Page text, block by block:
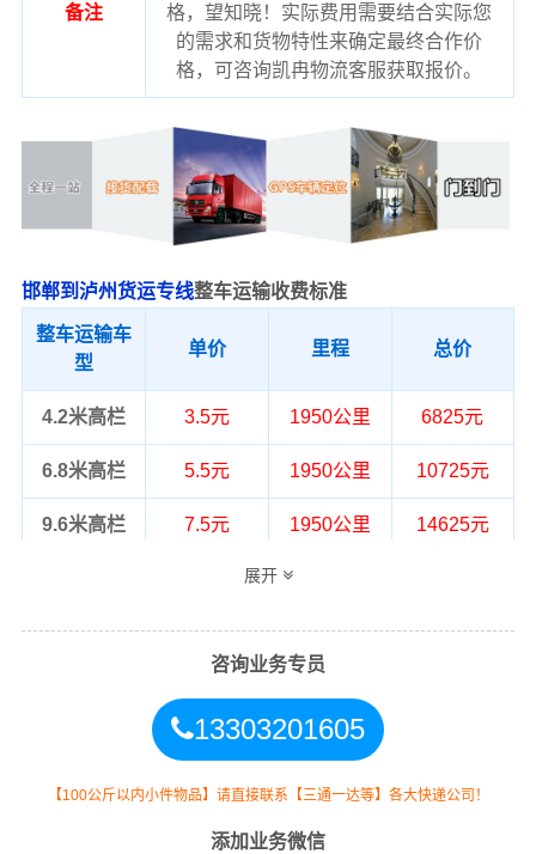
备注
格，望知晓！实际费用需要结合实际您
的需求和货物特性来确定最终合作价
格，可咨询凯冉物流客服获取报价。
邯郸到泸州货运专线整车运输收费标准
整车运输车
型
单价 里程 总价
4.2米高栏 3.5元 1950公里 6825元
6.8米高栏 5.5元 1950公里 10725元
9.6米高栏 7.5元 1950公里 14625元
1950公里
17.5米平板 10.5元 1950公里 20475元
里，以上报价为市场透明价，仅供参
考，不作为最终成交价格，望知晓！
展开
咨询业务专员
13303201605
【100公斤以内小件物品】请直接联系【三通一达等】各大快递公司！
添加业务微信